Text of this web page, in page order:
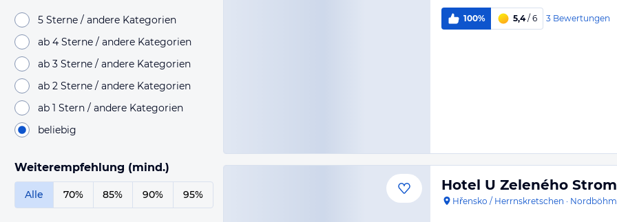
5 Sterne / andere Kategorien
ab 4 Sterne / andere Kategorien
ab 3 Sterne / andere Kategorien
ab 2 Sterne / andere Kategorien
ab 1 Stern / andere Kategorien
beliebig
Weiterempfehlung (mind.)
Alle 70% 85% 90% 95%
100% 5,4/ 6 3 Bewertungen
Hotel U Zeleného
Hřensko / Herrnskretschen ·